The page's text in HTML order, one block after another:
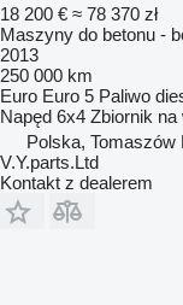
18 200 € ≈ 78 370 zł
Maszyny do betonu -
2013
250 000 km
Euro Euro 5 Paliwo
Napęd 6x4 Zbiornik na
Polska, Tomaszów
V.Y.parts.Ltd
Kontakt z dealerem